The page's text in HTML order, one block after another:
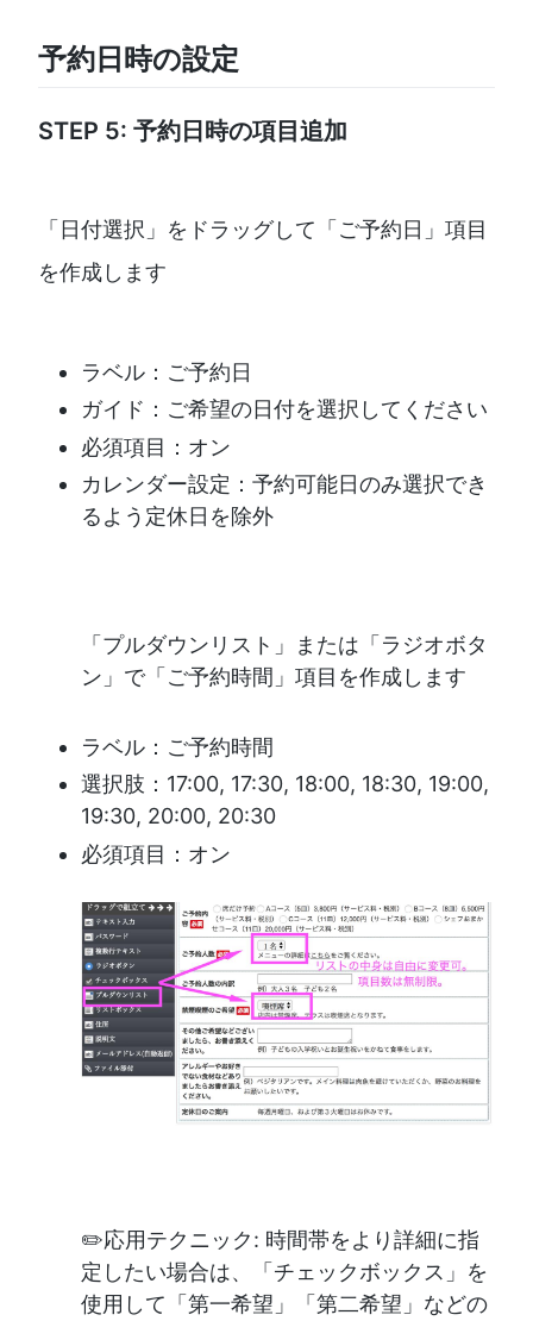
予約日時の設定
STEP 5: 予約日時の項目追加
「日付選択」をドラッグして「ご予約日」項目
を作成します
ラベル：ご予約日
ガイド：ご希望の日付を選択してください
必須項目：オン
カレンダー設定：予約可能日のみ選択でき
るよう定休日を除外
「プルダウンリスト」または「ラジオボタ
ン」で「ご予約時間」項目を作成します
ラベル：ご予約時間
選択肢：17:00, 17:30, 18:00, 18:30, 19:00,
19:30, 20:00, 20:30
必須項目：オン
✏️応用テクニック: 時間帯をより詳細に指
定したい場合は、「チェックボックス」を
使用して「第一希望」「第二希望」などの